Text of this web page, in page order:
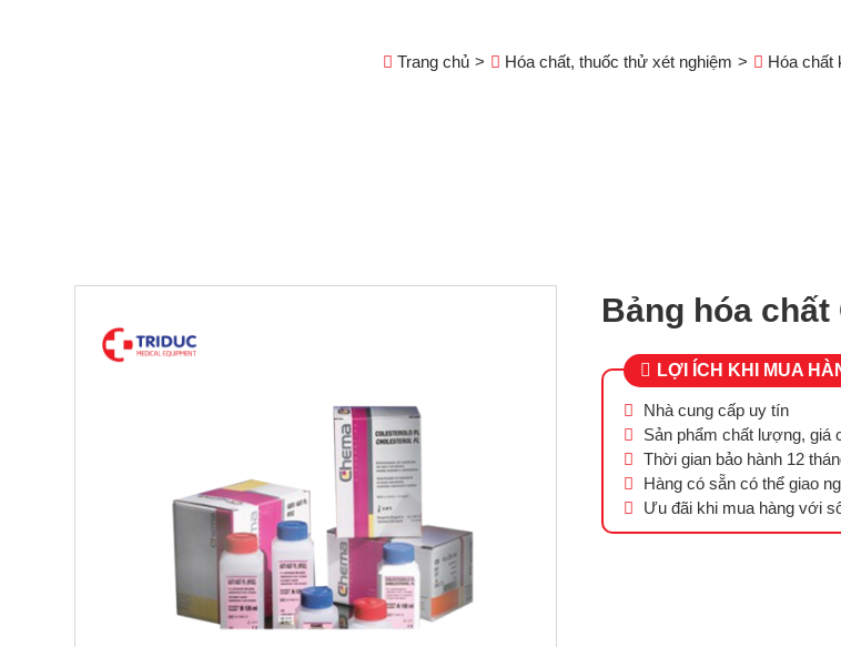
Trang chủ Hóa chất, thuốc thử xét nghiệm Hóa chất
Bảng hóa chất
LỢI ÍCH KHI MUA
Nhà cung cấp uy tín
Sản phẩm chất lượng, giá
Thời gian bảo hành 12
Hàng có sẵn có thể giao
Ưu đãi khi mua hàng với